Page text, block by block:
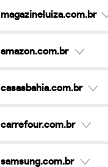
magazineluiza.com.br
amazon.com.br
casasbahia.com.br
carrefour.com.br
samsung.com.br